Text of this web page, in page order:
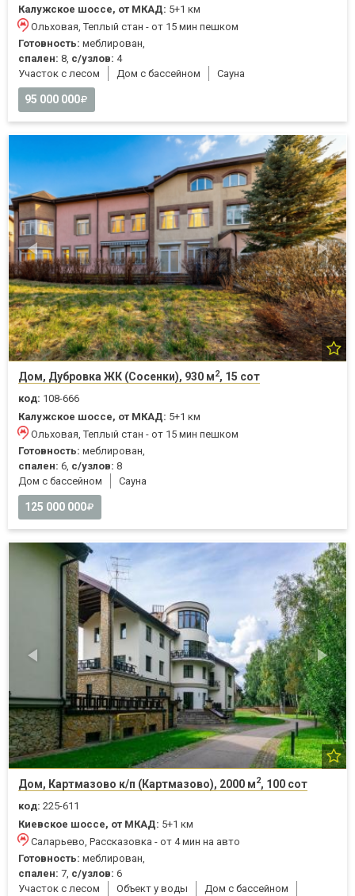
Калужское шоссе, от МКАД: 5+1 км
Ольховая, Теплый стан - от 15 мин пешком
Готовность: меблирован,
спален: 8, с/узлов: 4
Участок с лесом
Дом с бассейном Cауна
95 000 000
Дом, Дубровка ЖК (Сосенки), 930 м2, 15 сот
код: 108-666
Калужское шоссе, от МКАД: 5+1 км
Ольховая, Теплый стан - от 15 мин пешком
Готовность: меблирован,
спален: 6, с/узлов: 8
Дом с бассейном
Cауна
125 000 000
Дом, Картмазово к/п (Картмазово), 2000 м2, 100 сот
код: 225-611
Киевское шоссе, от МКАД: 5+1 км
Саларьево, Рассказовка - от 4 мин на авто
Готовность: меблирован,
спален: 7, с/узлов: 6
Участок с лесом
Объект у воды
Дом с бассейном